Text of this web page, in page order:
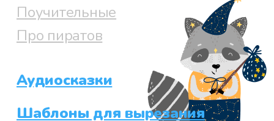
Поучительные
Про пиратов
Аудиосказки
Шаблоны для вырезания